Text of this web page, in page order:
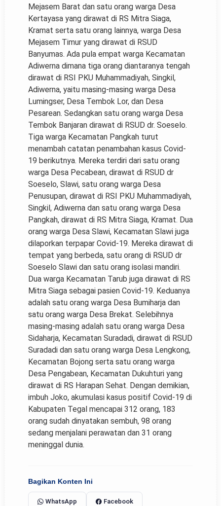
Mejasem Barat dan satu orang warga Desa
Kertayasa yang dirawat di RS Mitra Siaga,
Kramat serta satu orang lainnya, warga Desa
Mejasem Timur yang dirawat di RSUD
Banyumas. Ada pula empat warga Kecamatan
Adiwerna dimana tiga orang diantaranya tengah
dirawat di RSI PKU Muhammadiyah, Singkil,
Adiwerna, yaitu masing-masing warga Desa
Lumingser, Desa Tembok Lor, dan Desa
Pesarean. Sedangkan satu orang warga Desa
Tembok Banjaran dirawat di RSUD dr. Soeselo.
Tiga warga Kecamatan Pangkah turut
menambah catatan penambahan kasus Covid-
19 berikutnya. Mereka terdiri dari satu orang
warga Desa Pecabean, dirawat di RSUD dr
Soeselo, Slawi, satu orang warga Desa
Penusupan, dirawat di RSI PKU Muhammadiyah,
Singkil, Adiwerna dan satu orang warga Desa
Pangkah, dirawat di RS Mitra Siaga, Kramat. Dua
orang warga Desa Slawi, Kecamatan Slawi juga
dilaporkan terpapar Covid-19. Mereka dirawat di
tempat yang berbeda, satu orang di RSUD dr
Soeselo Slawi dan satu orang isolasi mandiri.
Dua warga Kecamatan Tarub juga dirawat di RS
Mitra Siaga sebagai pasien Covid-19. Keduanya
adalah satu orang warga Desa Bumiharja dan
satu orang warga Desa Brekat. Selebihnya
masing-masing adalah satu orang warga Desa
Sidaharja, Kecamatan Suradadi, dirawat di RSUD
Suradadi dan satu orang warga Desa Lengkong,
Kecamatan Bojong serta satu orang warga
Desa Pengabean, Kecamatan Dukuhturi yang
dirawat di RS Harapan Sehat. Dengan demikian,
imbuh Joko, akumulasi kasus positif Covid-19 di
Kabupaten Tegal mencapai 312 orang, 183
orang sudah dinyatakan sembuh, 98 orang
sedang menjalani perawatan dan 31 orang
meninggal dunia.
Bagikan Konten Ini
WhatsApp Facebook